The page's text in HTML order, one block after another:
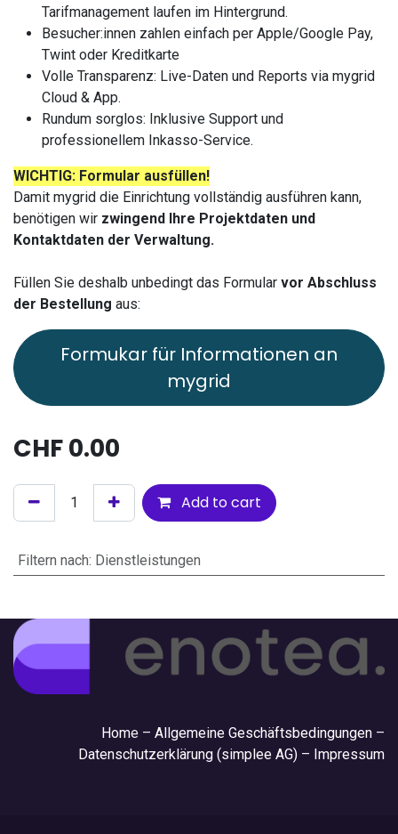
Tarifmanagement laufen im Hintergrund.
Besucher:innen zahlen einfach per Apple/Google Pay,
Twint oder Kreditkarte
Volle Transparenz: Live-Daten und Reports via mygrid
Cloud & App.
Rundum sorglos: Inklusive Support und
professionellem Inkasso-Service.
WICHTIG: Formular ausfüllen!
Damit mygrid die Einrichtung vollständig ausführen kann,
benötigen wir zwingend Ihre Projektdaten und
Kontaktdaten der Verwaltung.
Füllen Sie deshalb unbedingt das Formular vor Abschluss
der Bestellung aus:
Formukar für Informationen an
mygrid
CHF0.00
Add to cart
Filtern nach: Dienstleistungen
Home – Allgemeine Geschäftsbedingungen –
Datenschutzerklärung (simplee AG) – Impressum